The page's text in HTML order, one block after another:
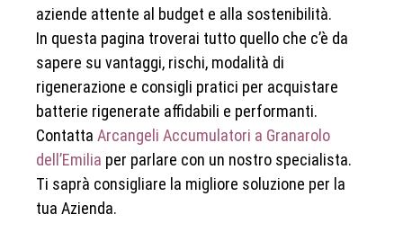
aziende attente al budget e alla sostenibilità.
In questa pagina troverai tutto quello che c’è da
sapere su vantaggi, rischi, modalità di
rigenerazione e consigli pratici per acquistare
batterie rigenerate affidabili e performanti.
Contatta Arcangeli Accumulatori a Granarolo
dell’Emilia per parlare con un nostro specialista.
Ti saprà consigliare la migliore soluzione per la
tua Azienda.